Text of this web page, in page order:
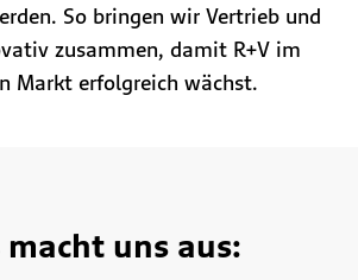
So bringen wir Vertrieb und
zusammen, damit R+V im
Markt erfolgreich wächst.
macht uns aus: